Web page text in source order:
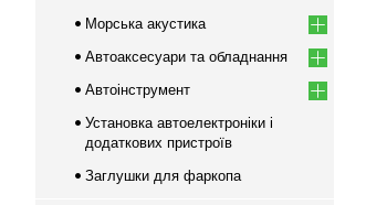
Морська акустика
Автоаксесуари та обладнання
Автоінструмент
Установка автоелектроніки і
додаткових пристроїв
Заглушки для фаркопа